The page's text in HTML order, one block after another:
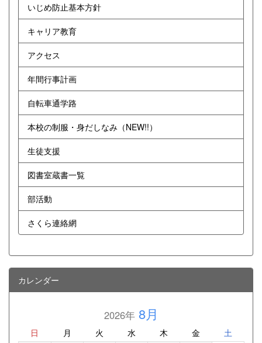
いじめ防止基本方針
キャリア教育
アクセス
年間行事計画
自転車通学路
本校の制服・身だしなみ（NEW!!）
生徒支援
図書室蔵書一覧
部活動
さくら連絡網
カレンダー
2026年8月
日 月 火 水 木 金 土